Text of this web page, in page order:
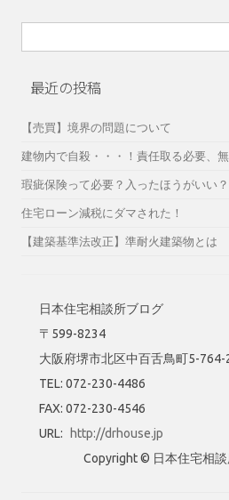
索:
最近の投稿
【売買】境界の問題について
建物内で自殺・・・！責任取る必要、
瑕疵保険って必要？入ったほうがいい？
住宅ローン減税にダマされた！
【建築基準法改正】準耐火建築物とは
日本住宅相談所ブログ
〒599-8234
大阪府堺市北区中百舌鳥町5-764-
TEL: 072-230-4486
FAX: 072-230-4546
URL:
http://drhouse.jp
Copyright © 日本住宅相